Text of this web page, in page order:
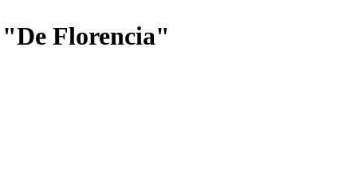
Florencia"